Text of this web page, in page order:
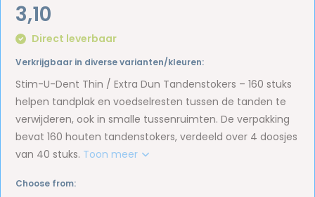
3,10
Direct leverbaar
Verkrijgbaar in diverse varianten/kleuren:
Stim-U-Dent Thin / Extra Dun Tandenstokers – 160 stuks
helpen tandplak en voedselresten tussen de tanden te
verwijderen, ook in smalle tussenruimten. De verpakking
bevat 160 houten tandenstokers, verdeeld over 4 doosjes
van 40 stuks. Toon meer
Choose from: